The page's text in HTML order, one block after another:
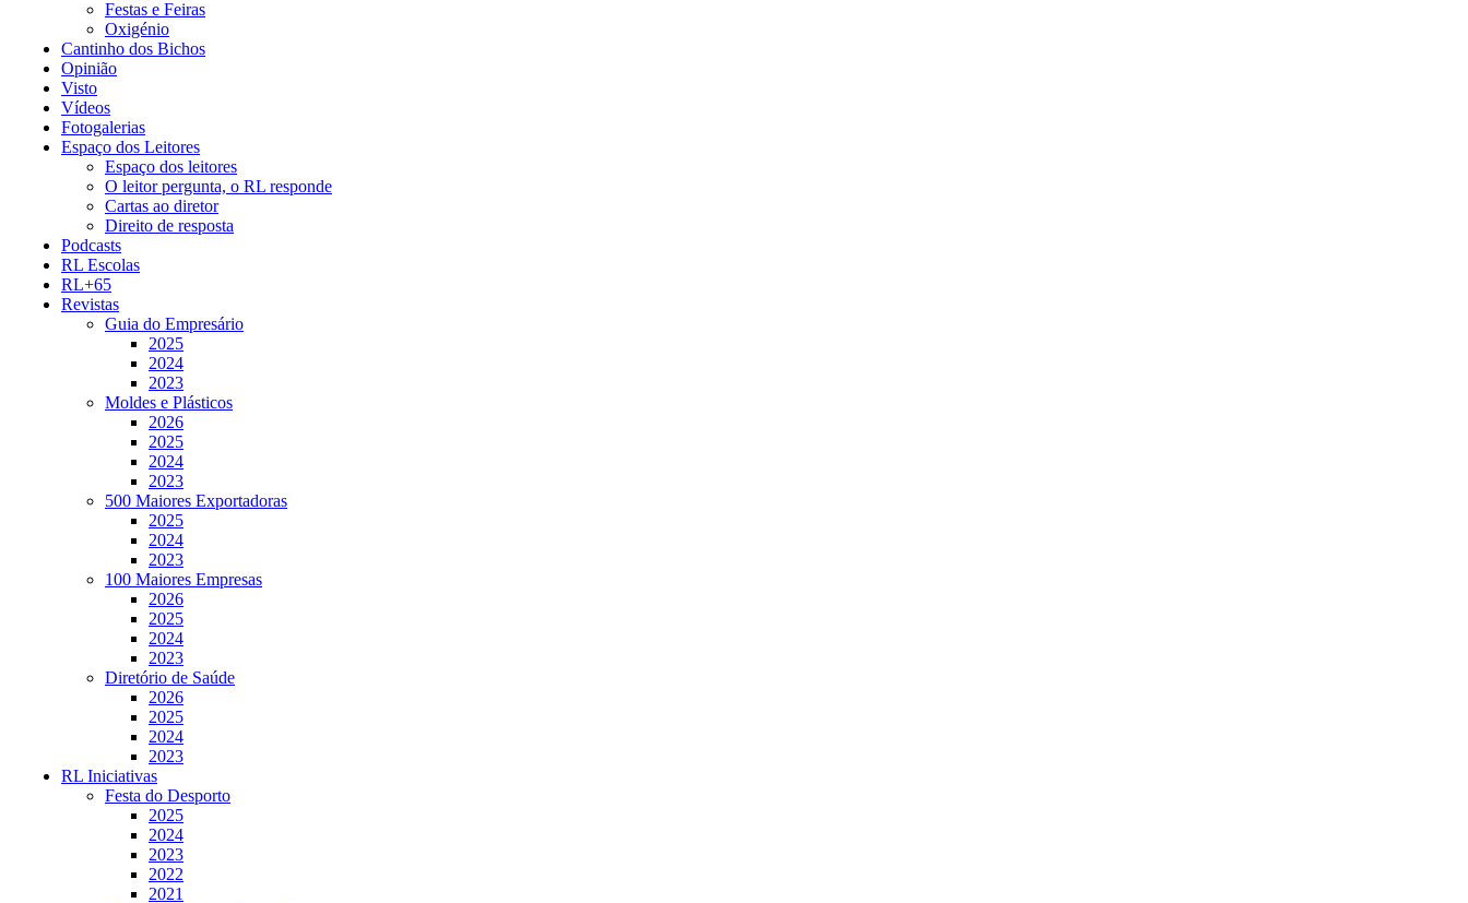
Festas e Feiras
Oxigénio
Cantinho dos Bichos
Opinião
Visto
Vídeos
Fotogalerias
Espaço dos Leitores
Espaço dos leitores
O leitor pergunta, o RL responde
Cartas ao diretor
Direito de resposta
Podcasts
RL Escolas
RL+65
Revistas
Guia do Empresário
2025
2024
2023
Moldes e Plásticos
2026
2025
2024
2023
500 Maiores Exportadoras
2025
2024
2023
100 Maiores Empresas
2026
2025
2024
2023
Diretório de Saúde
2026
2025
2024
2023
RL Iniciativas
Festa do Desporto
2025
2024
2023
2022
2021